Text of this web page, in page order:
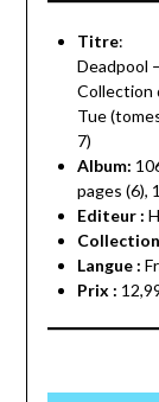
Titre:
Deadpool
Collection
Tue
7)
Album:
pages (6),
Editeur :
Langue :
Prix :